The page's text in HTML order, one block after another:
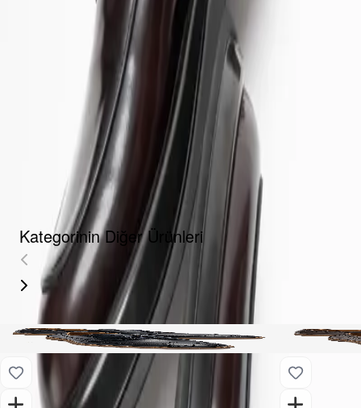
Fırsat Kombini Componenti Buraya Gelecek
ÜRÜN HAKKINDA
TAKSIT SEÇENEKLERI
AKSESUARLAR
Kategorinin Diğer Ürünleri